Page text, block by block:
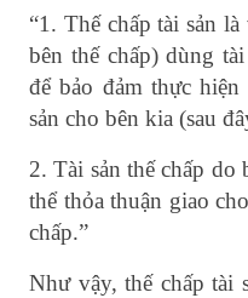
“1. Thế chấp tài sản
bên thế chấp) dùng
để bảo đảm thực
sản cho bên kia (sau
2. Tài sản thế chấp do
thể thỏa thuận giao
chấp.”
Như vậy, thế chấp tài